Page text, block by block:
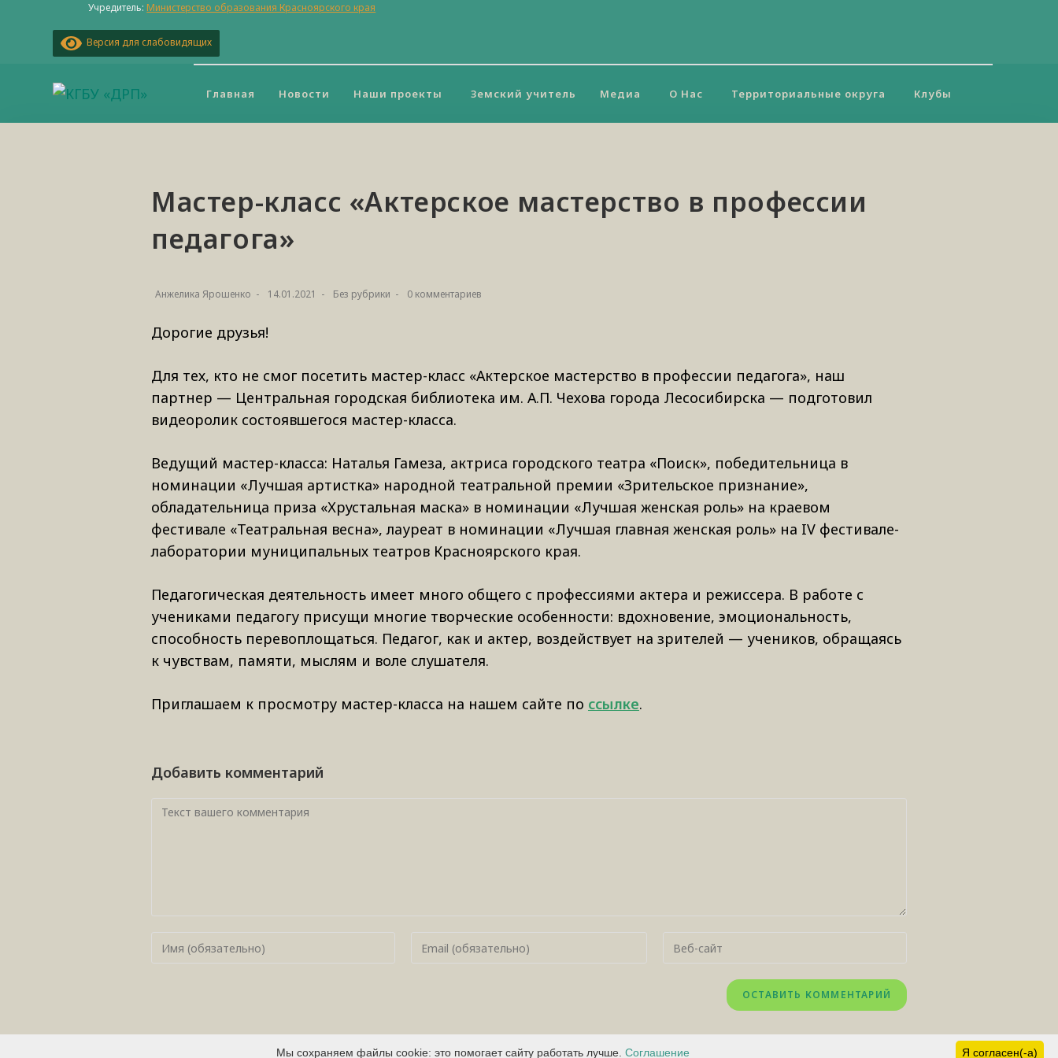
Учредитель: Министерство образования Красноярского края
Версия для слабовидящих
Главная Новости Наши проекты Земский учитель Медиа О Нас Территориальные округа Клубы
Мастер-класс «Актерское мастерство в профессии
педагога»
Анжелика Ярошенко 14.01.2021 Без рубрики 0 комментариев
Дорогие друзья!
Для тех, кто не смог посетить мастер-класс «Актерское мастерство в профессии педагога», наш
партнер — Центральная городская библиотека им. А.П. Чехова города Лесосибирска — подготовил
видеоролик состоявшегося мастер-класса.
Ведущий мастер-класса: Наталья Гамеза, актриса городского театра «Поиск», победительница в
номинации «Лучшая артистка» народной театральной премии «Зрительское признание»,
обладательница приза «Хрустальная маска» в номинации «Лучшая женская роль» на краевом
фестивале «Театральная весна», лауреат в номинации «Лучшая главная женская роль» на IV фестивале-
лаборатории муниципальных театров Красноярского края.
Педагогическая деятельность имеет много общего с профессиями актера и режиссера. В работе с
учениками педагогу присущи многие творческие особенности: вдохновение, эмоциональность,
способность перевоплощаться. Педагог, как и актер, воздействует на зрителей — учеников, обращаясь
к чувствам, памяти, мыслям и воле слушателя.
Приглашаем к просмотру мастер-класса на нашем сайте по ссылке.
Добавить комментарий
Я согласен(-а)
Мы cохраняем файлы cookie: это помогает сайту работать лучше. Соглашение